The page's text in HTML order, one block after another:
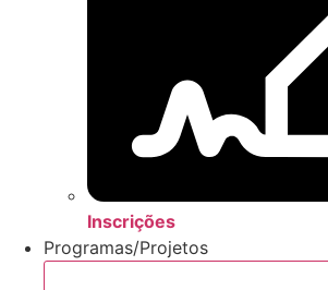
Inscrições
Programas/Projetos